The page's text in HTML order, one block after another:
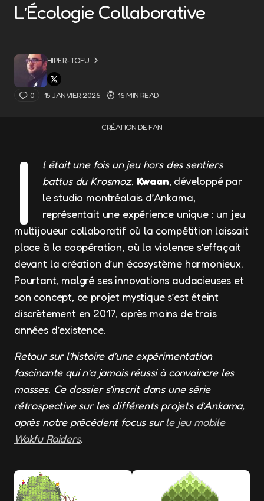
L’Écologie Collaborative
HIPER-TOFU
0 15 JANVIER 2026 16 MIN READ
CRÉATION DE FAN
I
l était une fois un jeu hors des sentiers
battus du Krosmoz. Kwaan, développé par
le studio montréalais d’Ankama,
représentait une expérience unique : un jeu
multijoueur collaboratif où la compétition laissait
place à la coopération, où la violence s’effaçait
devant la création d’un écosystème harmonieux.
Pourtant, malgré ses innovations audacieuses et
son concept, ce projet mystique s’est éteint
discrètement en 2017, après moins de trois
années d’existence.
Retour sur l’histoire d’une expérimentation
fascinante qui n’a jamais réussi à convaincre les
masses. Ce dossier s’inscrit dans une série
rétrospective sur les différents projets d’Ankama,
après notre précédent focus surle jeu mobile
Wakfu Raiders.